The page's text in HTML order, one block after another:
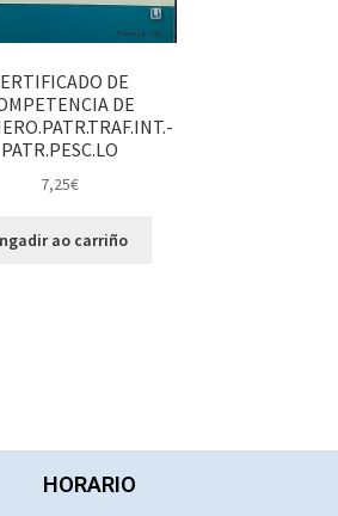
DE
DE
PATR.PESC.LO
7,25€
ao carriño
HORARIO